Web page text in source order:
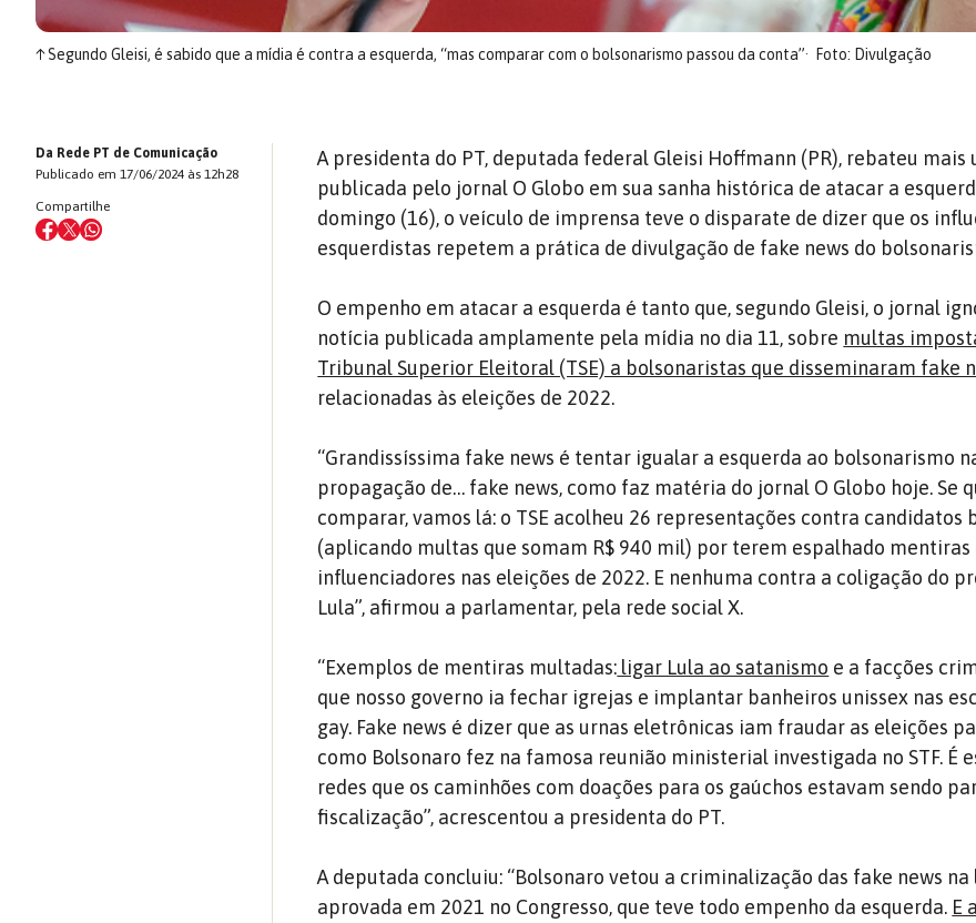
↑Segundo Gleisi, é sabido que a mídia é contra a esquerda, “mas comparar com o bolsonarismo passou da conta” Foto: Divulgação
Da Rede PT de Comunicação
Publicado em 17/06/2024 às 12h28
Compartilhe
A presidenta do PT, deputada federal Gleisi Hoffmann (PR), rebateu mais
publicada pelo jornal O Globo em sua sanha histórica de atacar a
domingo (16), o veículo de imprensa teve o disparate de dizer que os
esquerdistas repetem a prática de divulgação de fake news do
O empenho em atacar a esquerda é tanto que, segundo Gleisi, o jornal
notícia publicada amplamente pela mídia no dia 11, sobre multas
Tribunal Superior Eleitoral (TSE) a bolsonaristas que disseminaram fake
relacionadas às eleições de 2022.
“Grandissíssima fake news é tentar igualar a esquerda ao bolsonarismo
propagação de… fake news, como faz matéria do jornal O Globo hoje. Se
comparar, vamos lá: o TSE acolheu 26 representações contra candidatos
(aplicando multas que somam R$ 940 mil) por terem espalhado mentiras
influenciadores nas eleições de 2022. E nenhuma contra a coligação do
Lula”, afirmou a parlamentar, pela rede social X.
“Exemplos de mentiras multadas: ligar Lula ao satanismo e a facções
que nosso governo ia fechar igrejas e implantar banheiros unissex nas
gay. Fake news é dizer que as urnas eletrônicas iam fraudar as eleições
como Bolsonaro fez na famosa reunião ministerial investigada no STF. É
redes que os caminhões com doações para os gaúchos estavam sendo
fiscalização”, acrescentou a presidenta do PT.
A deputada concluiu: “Bolsonaro vetou a criminalização das fake news na
aprovada em 2021 no Congresso, que teve todo empenho da esquerda. E